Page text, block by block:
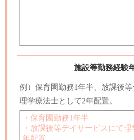
施設等勤務経験
例）保育園勤務1年半、放課後
理学療法士として2年配置。